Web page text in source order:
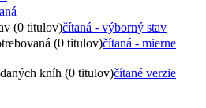
(0 titulov)čítaná - výborný stav
(0 titulov)čítaná - mierne
kníh (0 titulov)čítané verzie